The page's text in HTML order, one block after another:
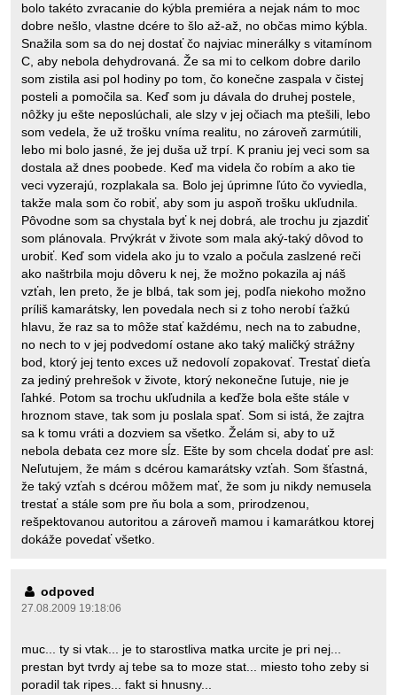
bolo takéto zvracanie do kýbla premiéra a nejak nám to moc
dobre nešlo, vlastne dcére to šlo až-až, no občas mimo kýbla.
Snažila som sa do nej dostať čo najviac minerálky s vitamínom
C, aby nebola dehydrovaná. Že sa mi to celkom dobre darilo
som zistila asi pol hodiny po tom, čo konečne zaspala v čistej
posteli a pomočila sa. Keď som ju dávala do druhej postele,
nôžky ju ešte neposlúchali, ale slzy v jej očiach ma ptešili, lebo
som vedela, že už trošku vníma realitu, no zároveň zarmútili,
lebo mi bolo jasné, že jej duša už trpí. K praniu jej veci som sa
dostala až dnes poobede. Keď ma videla čo robím a ako tie
veci vyzerajú, rozplakala sa. Bolo jej úprimne ľúto čo vyviedla,
takže mala som čo robiť, aby som ju aspoň trošku ukľudnila.
Pôvodne som sa chystala byť k nej dobrá, ale trochu ju zjazdiť
som plánovala. Prvýkrát v živote som mala aký-taký dôvod to
urobiť. Keď som videla ako ju to vzalo a počula zaslzené reči
ako naštrbila moju dôveru k nej, že možno pokazila aj náš
vzťah, len preto, že je blbá, tak som jej, podľa niekoho možno
príliš kamarátsky, len povedala nech si z toho nerobí ťažkú
hlavu, že raz sa to môže stať každému, nech na to zabudne,
no nech to v jej podvedomí ostane ako taký maličký strážny
bod, ktorý jej tento exces už nedovolí zopakovať. Trestať dieťa
za jediný prehrešok v živote, ktorý nekonečne ľutuje, nie je
ľahké. Potom sa trochu ukľudnila a keďže bola ešte stále v
hroznom stave, tak som ju poslala spať. Som si istá, že zajtra
sa k tomu vráti a dozviem sa všetko. Želám si, aby to už
nebola debata cez more sĺz. Ešte by som chcela dodať pre asl:
Neľutujem, že mám s dcérou kamarátsky vzťah. Som šťastná,
že taký vzťah s dcérou môžem mať, že som ju nikdy nemusela
trestať a stále som pre ňu bola a som, prirodzenou,
rešpektovanou autoritou a zároveň mamou i kamarátkou ktorej
dokáže povedať všetko.
odpoved
27.08.2009 19:18:06
muc... ty si vtak... je to starostliva matka urcite je pri nej...
prestan byt tvrdy aj tebe sa to moze stat... miesto toho zeby si
poradil tak ripes... fakt si hnusny...